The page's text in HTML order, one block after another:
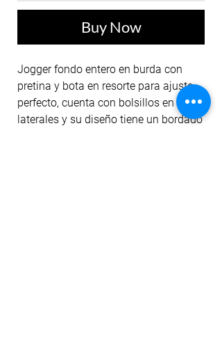
Buy Now
Jogger fondo entero en burda con
pretina y bota en resorte para ajuste
perfecto, cuenta con bolsillos en los
laterales y su diseño tiene un bordado